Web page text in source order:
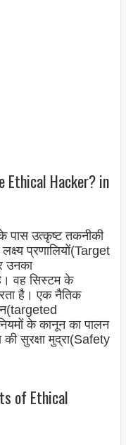
Hacker? in
उत्कृष्ट तकनीकी
प्रणालियों(Target
उनका
वह सिस्टम के
है। एक नैतिक
के कानून का पालन
सुरक्षा मुद्रा(Safety
of Ethical